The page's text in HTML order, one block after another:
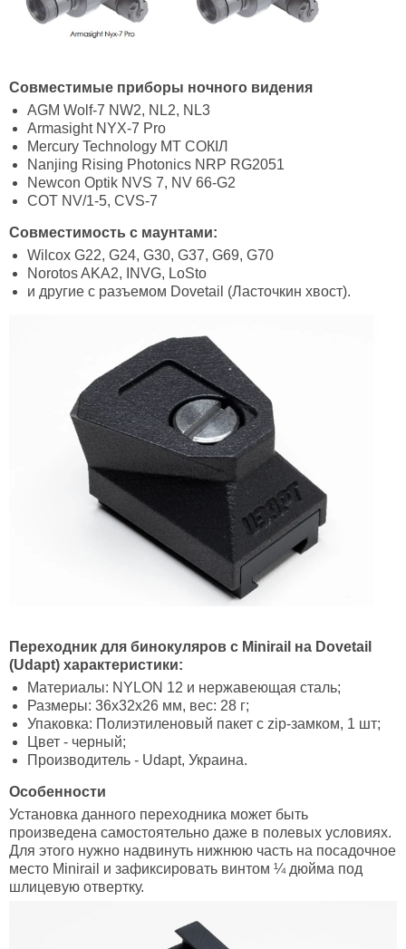
Совместимые приборы ночного видения
AGM Wolf-7 NW2, NL2, NL3
Armasight NYX-7 Pro
Mercury Technology MT СОКІЛ
Nanjing Rising Photonics NRP RG2051
Newcon Optik NVS 7, NV 66‐G2
СОТ NV/1-5, CVS-7
Совместимость с маунтами:
Wilcox G22, G24, G30, G37, G69, G70
Norotos AKA2, INVG, LoSto
и другие с разъемом Dovetail (Ласточкин хвост).
Переходник для бинокуляров с Minirail на Dovetail
(Udapt) характеристики:
Материалы: NYLON 12 и нержавеющая сталь;
Размеры: 36х32х26 мм, вес: 28 г;
Упаковка: Полиэтиленовый пакет с zip-замком, 1 шт;
Цвет - черный;
Производитель - Udapt, Украина.
Особенности
Установка данного переходника может быть
произведена самостоятельно даже в полевых условиях.
Для этого нужно надвинуть нижнюю часть на посадочное
место Minirail и зафиксировать винтом ¼ дюйма под
шлицевую отвертку.